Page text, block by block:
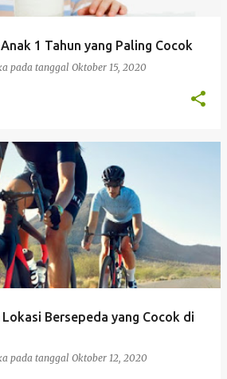
1 Tahun yang Paling Cocok
pada tanggal Oktober 15, 2020
Bersepeda yang Cocok di
pada tanggal Oktober 12, 2020